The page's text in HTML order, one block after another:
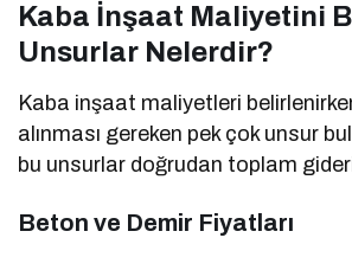
Kaba İnşaat Maliyetini
Unsurlar Nelerdir?
Kaba inşaat maliyetleri
alınması gereken pek çok unsur
bu unsurlar doğrudan toplam
Beton ve Demir Fiyatları